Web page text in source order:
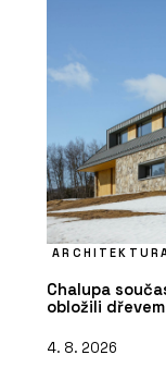
Chalupa
obložili
4. 8. 2026